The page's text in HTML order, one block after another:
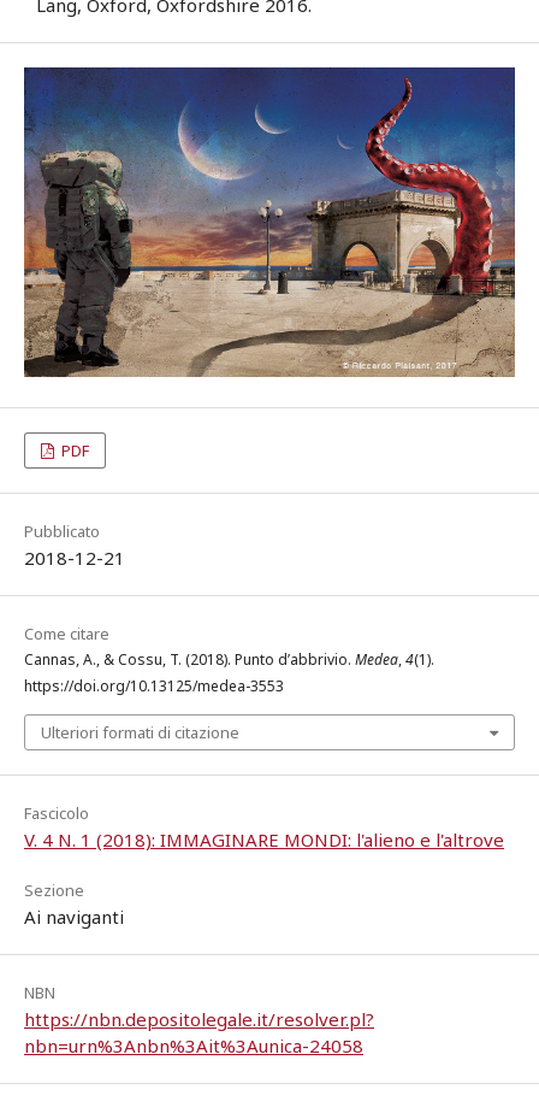
PDF
Pubblicato
2018-12-21
Come citare
Cannas, A., & Cossu, T. (2018). Punto d’abbrivio. Medea,4(1).
https://doi.org/10.13125/medea-3553
Ulteriori formati di citazione
Fascicolo
V. 4 N. 1 (2018): IMMAGINARE MONDI: l'alieno e l'altrove
Sezione
Ai naviganti
NBN
https://nbn.depositolegale.it/resolver.pl?
nbn=urn%3Anbn%3Ait%3Aunica-24058